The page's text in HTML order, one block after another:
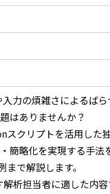
力の煩雑さによるば
はありませんか？
スクリプトを活用した
簡略化を実現する手法
で解説します。
析担当者に適した内